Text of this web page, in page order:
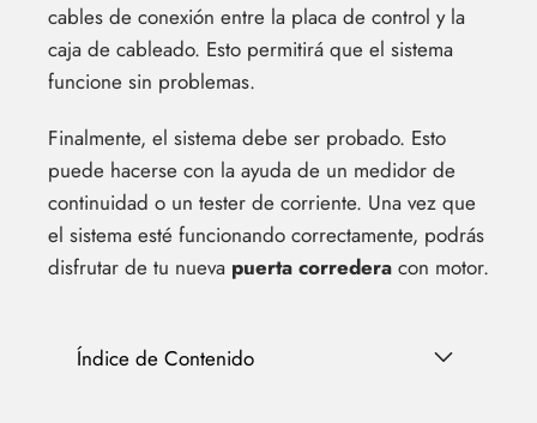
cables de conexión entre la placa de control y la
caja de cableado. Esto permitirá que el sistema
funcione sin problemas.
Finalmente, el sistema debe ser probado. Esto
puede hacerse con la ayuda de un medidor de
continuidad o un tester de corriente. Una vez que
el sistema esté funcionando correctamente, podrás
disfrutar de tu nueva puerta corredera con motor.
Índice de Contenido